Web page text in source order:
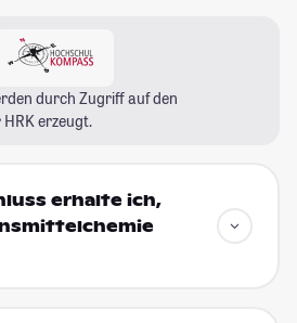
durch Zugriff auf den
HRK erzeugt.
erhalte ich,